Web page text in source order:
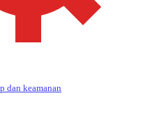
dan keamanan